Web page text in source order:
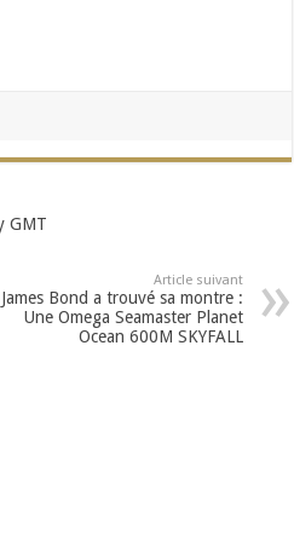
GMT
Article suivant
James Bond a trouvé sa montre :
Une Omega Seamaster Planet
Ocean 600M SKYFALL